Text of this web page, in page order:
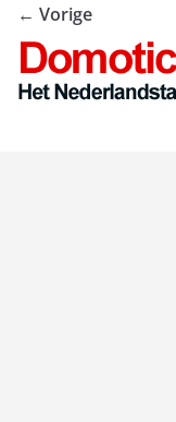
← Vorige